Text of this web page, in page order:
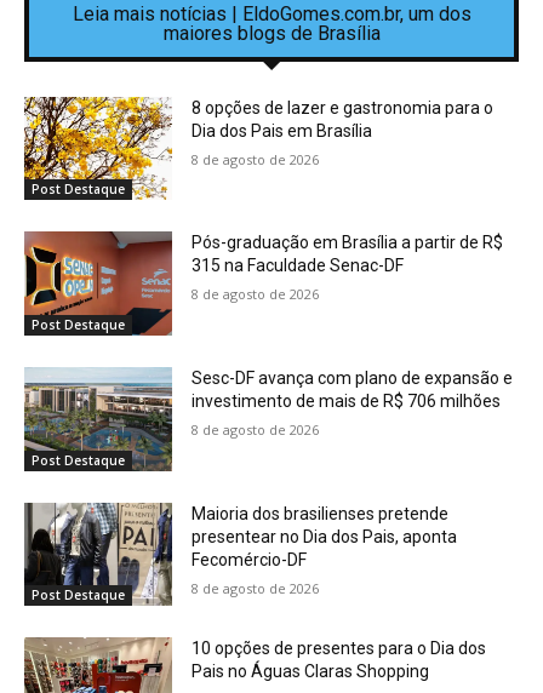
Leia mais notícias | EldoGomes.com.br, um dos
maiores blogs de Brasília
Post Destaque
8 opções de lazer e gastronomia para o
Dia dos Pais em Brasília
8 de agosto de 2026
Post Destaque
Pós-graduação em Brasília a partir de R$
315 na Faculdade Senac-DF
8 de agosto de 2026
Post Destaque
Sesc-DF avança com plano de expansão e
investimento de mais de R$ 706 milhões
8 de agosto de 2026
Post Destaque
Maioria dos brasilienses pretende
presentear no Dia dos Pais, aponta
Fecomércio-DF
8 de agosto de 2026
10 opções de presentes para o Dia dos
Pais no Águas Claras Shopping